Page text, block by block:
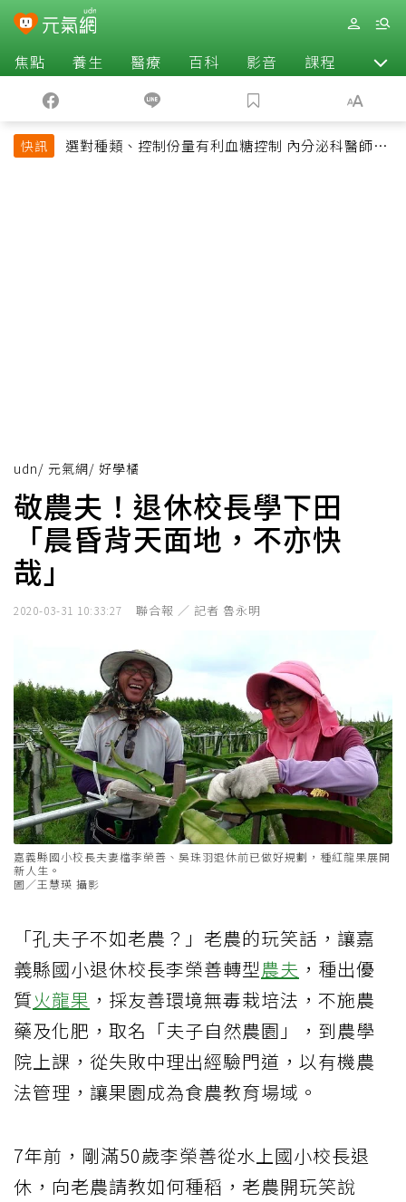
焦點 養生 醫療 百科 影音 課程 退休
快訊
選對種類、控制份量有利血糖控制 內分泌科醫師最
udn/ 元氣網/ 好學橘
敬農夫！退休校長學下田
「晨昏背天面地，不亦快
哉」
2020-03-31 10:33:27 聯合報 ／ 記者 魯永明
嘉義縣國小校長夫妻檔李榮善、吳珠羽退休前已做好規劃，種紅龍果展開
新人生。
圖／王慧瑛 攝影
「孔夫子不如老農？」老農的玩笑話，讓嘉
義縣國小退休校長李榮善轉型農夫 ，種出優
質火龍果 ，採友善環境無毒栽培法，不施農
藥及化肥，取名「夫子自然農園」，到農學
院上課，從失敗中理出經驗門道，以有機農
法管理，讓果園成為食農教育場域。
7年前，剛滿50歲李榮善從水上國小校長退
休，向老農請教如何種稻，老農開玩笑說